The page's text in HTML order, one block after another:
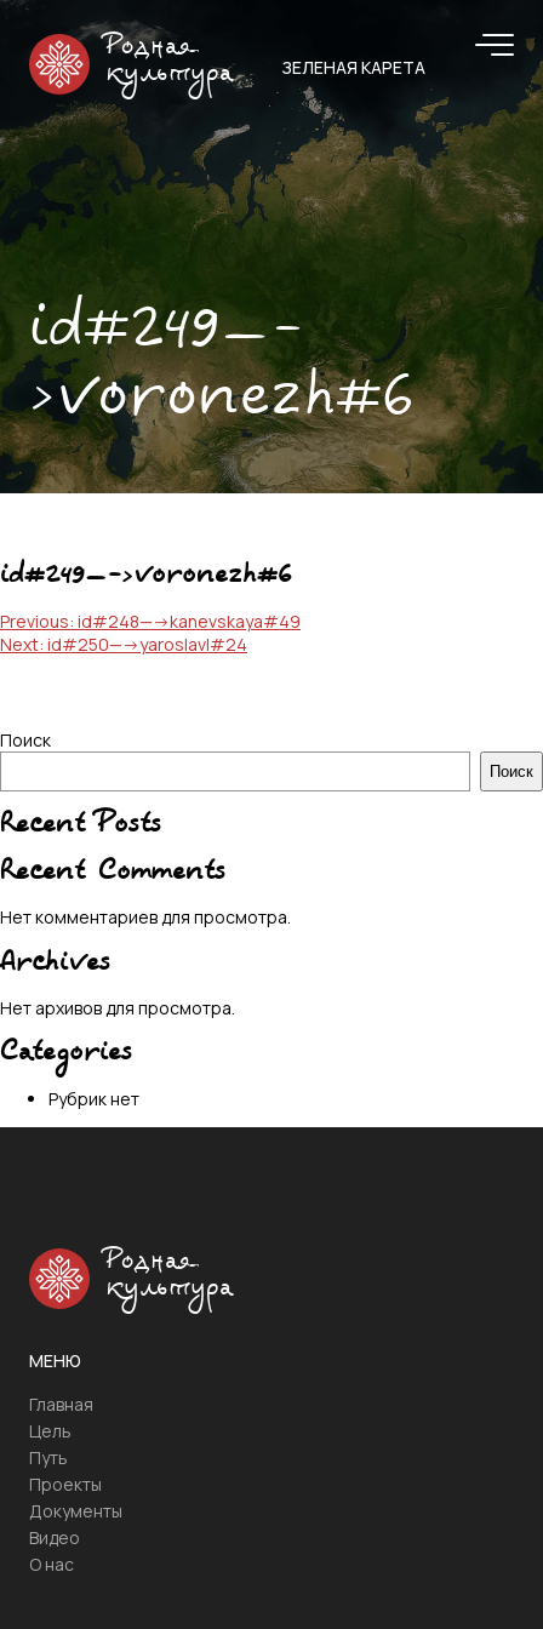
Родная
культура
ЗЕЛЕНАЯ КАРЕТА
id#249—-
>voronezh#6
id#249—->voronezh#6
Навигация
по
Previous: id#248—->kanevskaya#49
Next: id#250—->yaroslavl#24
Поиск
Поиск
Recent Posts
Recent Comments
Нет комментариев для просмотра.
Archives
Нет архивов для просмотра.
Categories
Рубрик нет
Родная
культура
МЕНЮ
Главная
Цель
Путь
Проекты
Документы
Видео
О нас